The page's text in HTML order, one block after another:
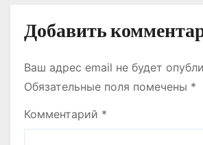
Добавить
Ваш адрес email не будет
Обязательные поля помечены *
Комментарий *